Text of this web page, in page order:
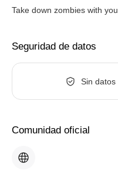
Take down zombies with
Seguridad de datos
Sin datos
Comunidad oficial